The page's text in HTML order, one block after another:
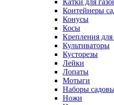
Катки для
Контейнеры
Конусы
Косы
Крепления для
Культиваторы
Кусторезы
Лейки
Лопаты
Мотыги
Наборы
Ножи